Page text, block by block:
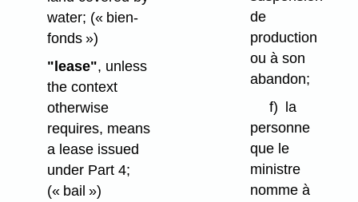
water; (« bien-
fonds »)
"lease", unless
the context
otherwise
requires, means
a lease issued
under Part 4;
(« bail »)
de
production
ou à son
abandon;
f)
la
personne
que le
ministre
nomme à